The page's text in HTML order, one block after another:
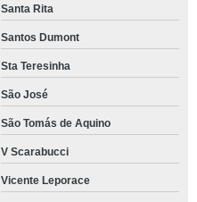
Santa Rita
Santos Dumont
Sta Teresinha
São José
São Tomás de Aquino
V Scarabucci
Vicente Leporace